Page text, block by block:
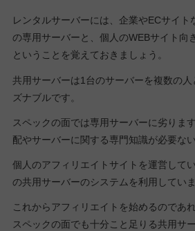
レンタルサーバーには、企業やECサイト
の専用サーバーと、個人のWEBサイト向
ということを覚えておきましょう。
共用サーバーは1台のサーバーを複数の
ズナブルです。
スペックの面では専用サーバーに劣りま
配やサーバーに関する専門知識が必要な
個人のアフィリエイトサイトを運営して
の共用サーバーのシステムを利用していま
これからアフィリエイトを始めるのであ
スペックの面でも十分こと足りる共用サ